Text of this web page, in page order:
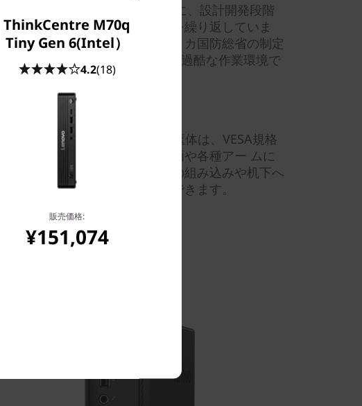
れる高い信頼性と耐久性のために、設計開発段階
を想定した厳しい品質テストを繰り返していま
即したテストを実施し、アメリカ国防総省の制定
対応。ライフサイクルを通じて過酷な作業環境で
い品質をお届けします。
スペース設計。コンパクトな筺体は、VESA規格
マウントを使ってモニター背面や各種アー ムに
可能です。また、各種機器への組み込みや机下へ
ざまな場所に設置することができます。
ThinkCentre M70q
Tiny Gen 6(Intel）
4.2(18)
販売価格:
¥151,074